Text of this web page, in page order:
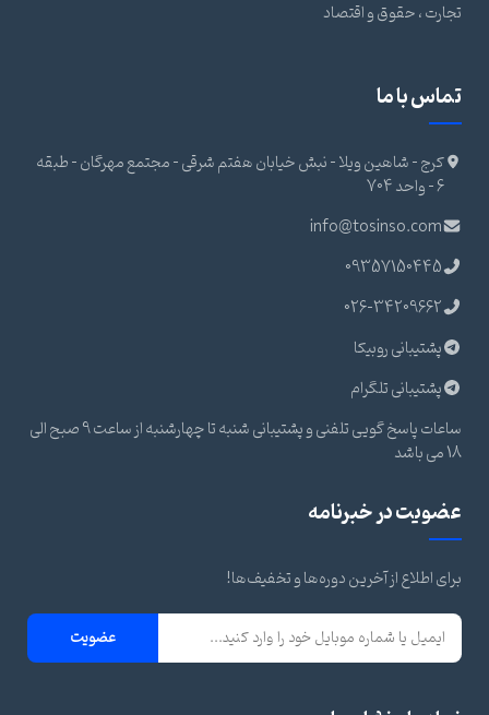
تجارت ، حقوق و اقتصاد
تماس با ما
کرج - شاهین ویلا - نبش خیابان هفتم شرقی - مجتمع مهرگان - طبقه
6 - واحد 704
info@tosinso.com
09357150445
026-34209662
پشتیبانی روبیکا
پشتیبانی تلگرام
ساعات پاسخ گویی تلفنی و پشتیبانی شنبه تا چهارشنبه از ساعت 9 صبح الی
18 می باشد
عضویت در خبرنامه
برای اطلاع از آخرین دوره‌ها و تخفیف‌ها!
عضویت